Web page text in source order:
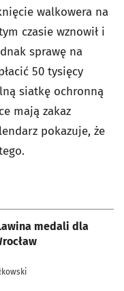
walkowera na
czasie wznowił i
sprawę na
50 tysięcy
siatkę ochronną
mają zakaz
pokazuje, że
medali dla